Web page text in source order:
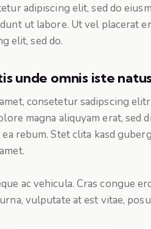
adipiscing elit, sed do
ut labore. Ut vel placerat
elit, sed do.
unde omnis iste
consetetur sadipscing
magna aliquyam erat, sed
rebum. Stet clita kasd
ac vehicula. Cras congue
vulputate at est vitae,